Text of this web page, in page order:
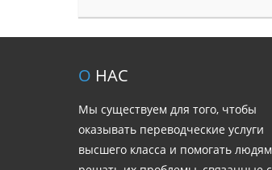
О НАС
Мы существуем для того, чтобы
оказывать переводческие услуги
высшего класса и помогать людям